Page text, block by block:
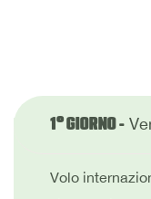
1° GIORNO -
Volo